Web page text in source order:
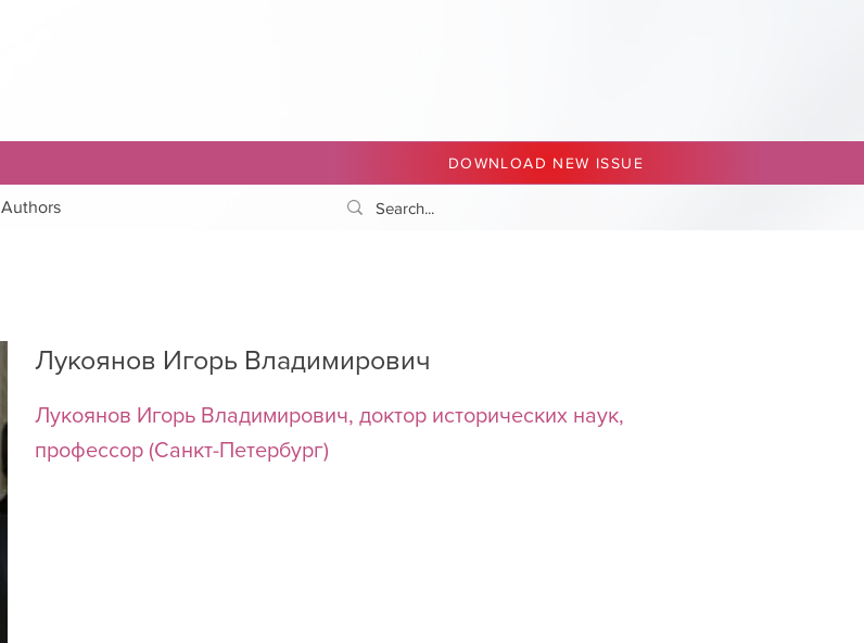
Authors
DOWNLOAD NEW ISSUE
Лукоянов Игорь Владимирович
Лукоянов Игорь Владимирович, доктор исторических наук,
профессор (Санкт-Петербург)